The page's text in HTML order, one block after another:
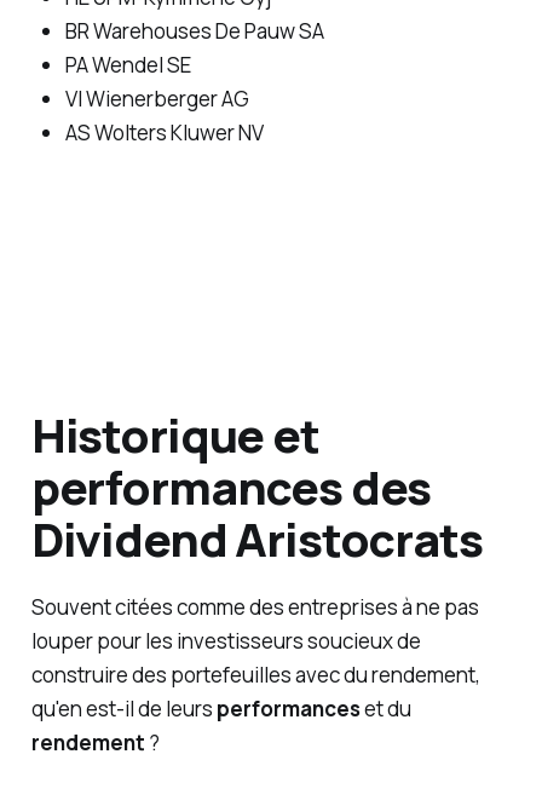
BR Warehouses De Pauw SA
PA Wendel SE
VI Wienerberger AG
AS Wolters Kluwer NV
Historique et
performances des
Dividend Aristocrats
Souvent citées comme des entreprises à ne pas
louper pour les investisseurs soucieux de
construire des portefeuilles avec du rendement,
qu'en est-il de leurs performanceset du
rendement ?